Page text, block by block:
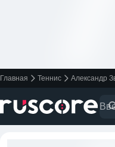
Главная Теннис Александр